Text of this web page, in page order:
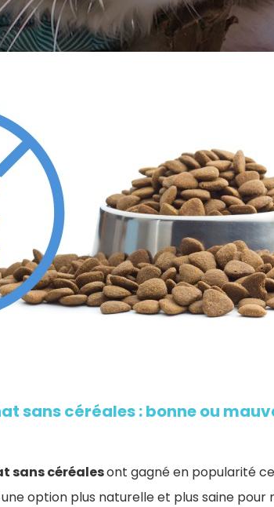
sans céréales : bonne ou
sans céréalesont gagné en popularité
option plus naturelle et plus saine pour